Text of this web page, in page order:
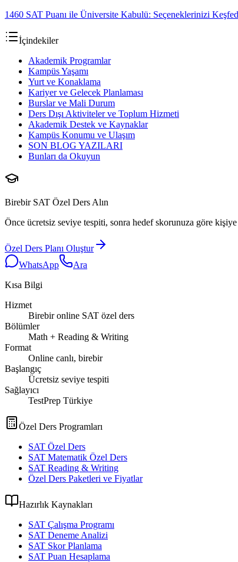
1460 SAT Puanı ile Üniversite Kabulü: Seçeneklerinizi
İçindekiler
Akademik Programlar
Kampüs Yaşamı
Yurt ve Konaklama
Kariyer ve Gelecek Planlaması
Burslar ve Mali Durum
Ders Dışı Aktiviteler ve Toplum Hizmeti
Akademik Destek ve Kaynaklar
Kampüs Konumu ve Ulaşım
SON BLOG YAZILARI
Bunları da Okuyun
Birebir SAT Özel Ders Alın
Önce ücretsiz seviye tespiti, sonra hedef skorunuza göre
Özel Ders Planı Oluştur
WhatsApp
Ara
Kısa Bilgi
Hizmet
Birebir online SAT özel ders
Bölümler
Math + Reading & Writing
Format
Online canlı, birebir
Başlangıç
Ücretsiz seviye tespiti
Sağlayıcı
TestPrep Türkiye
Özel Ders Programları
SAT Özel Ders
SAT Matematik Özel Ders
SAT Reading & Writing
Özel Ders Paketleri ve Fiyatlar
Hazırlık Kaynakları
SAT Çalışma Programı
SAT Deneme Analizi
SAT Skor Planlama
SAT Puan Hesaplama